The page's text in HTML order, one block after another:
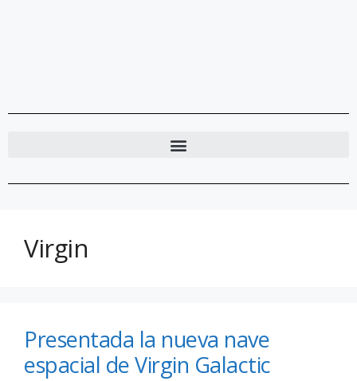
Virgin
Presentada la nueva nave
espacial de Virgin Galactic